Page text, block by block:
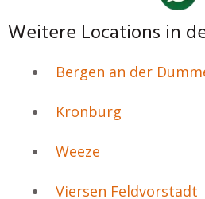
Weitere Locations in
Bergen an der
Kronburg
Weeze
Viersen Feldvorstadt